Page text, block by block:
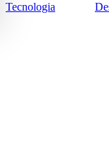
Tecnologia